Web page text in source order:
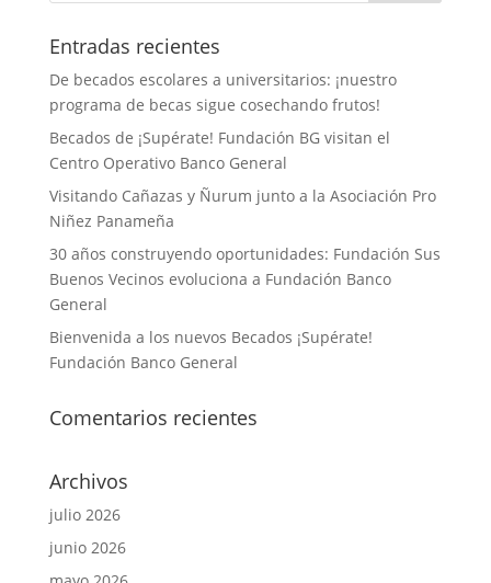
Entradas recientes
De becados escolares a universitarios: ¡nuestro
programa de becas sigue cosechando frutos!
Becados de ¡Supérate! Fundación BG visitan el
Centro Operativo Banco General
Visitando Cañazas y Ñurum junto a la Asociación Pro
Niñez Panameña
30 años construyendo oportunidades: Fundación Sus
Buenos Vecinos evoluciona a Fundación Banco
General
Bienvenida a los nuevos Becados ¡Supérate!
Fundación Banco General
Comentarios recientes
Archivos
julio 2026
junio 2026